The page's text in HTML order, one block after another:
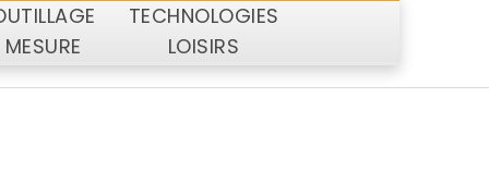
MESURE
TECHNOLOGIES
LOISIRS